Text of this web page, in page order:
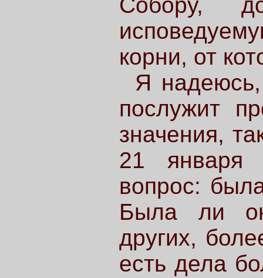
корни, от
Я надеюсь,
послужит
значения,
21 января
вопрос:
Была ли
других,
есть дела